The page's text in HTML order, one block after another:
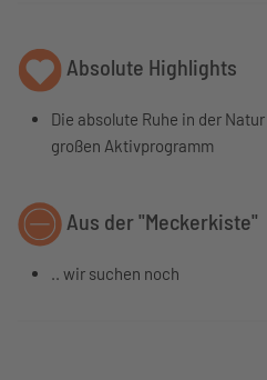
Absolute Highlights
Die absolute Ruhe in der
großen Aktivprogramm
Aus der "Meckerkiste"
.. wir suchen noch